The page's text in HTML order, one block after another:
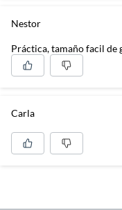
Nestor
Práctica, tamaño facil
Carla